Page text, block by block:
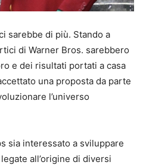
sarebbe di più. Stando a
di Warner Bros. sarebbero
e dei risultati portati a casa
una proposta da parte
l’universo
sia interessato a sviluppare
all’origine di diversi